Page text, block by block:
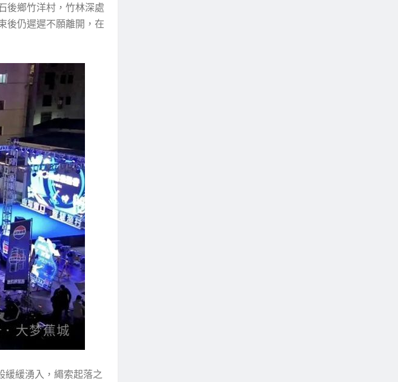
後鄉竹洋村，竹林深處
後仍遲遲不願離開，在
緩緩湧入，繩索起落之